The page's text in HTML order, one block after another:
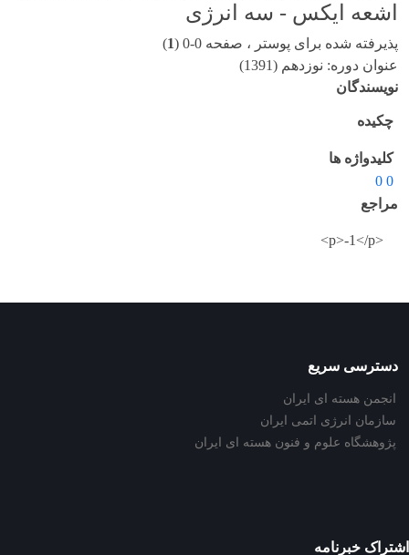
اشعه ایکس - سه انرژی
پذیرفته شده برای پوستر ، صفحه 0-0 ( 1
)
عنوان دوره: نوزدهم (1391)
نویسندگان
چکیده
کلیدواژه ها
0 0
مراجع
<p>-1</p>
دسترسی سریع
انجمن هسته ای ایران
سازمان انرژی اتمی ایران
پژوهشگاه علوم و فنون هسته ای ایران
اشتراک خبرنامه